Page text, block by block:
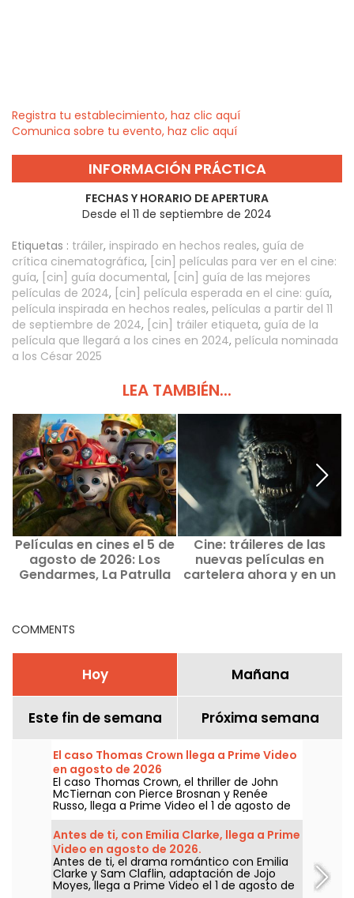
Registra tu establecimiento, haz clic aquí
Comunica sobre tu evento, haz clic aquí
INFORMACIÓN PRÁCTICA
FECHAS Y HORARIO DE APERTURA
Desde el 11 de septiembre de 2024
Etiquetas : tráiler, inspirado en hechos reales, guía de
crítica cinematográfica, [cin] películas para ver en el cine:
guía, [cin] guía documental, [cin] guía de las mejores
películas de 2024, [cin] película esperada en el cine: guía,
película inspirada en hechos reales, películas a partir del 11
de septiembre de 2024, [cin] tráiler etiqueta, guía de la
película que llegará a los cines en 2024, película nominada
a los César 2025
LEA TAMBIÉN...
Películas en cines el 5 de
agosto de 2026: Los
Gendarmes, La Patrulla
Cine: tráileres de las
nuevas películas en
cartelera ahora y en un
COMMENTS
Hoy Mañana
Este fin de semana Próxima semana
El caso Thomas Crown llega a Prime Video
en agosto de 2026
El caso Thomas Crown, el thriller de John
McTiernan con Pierce Brosnan y Renée
Russo, llega a Prime Video el 1 de agosto de
2026.
Antes de ti, con Emilia Clarke, llega a Prime
Video en agosto de 2026.
Antes de ti, el drama romántico con Emilia
Clarke y Sam Claflin, adaptación de Jojo
Moyes, llega a Prime Video el 1 de agosto de